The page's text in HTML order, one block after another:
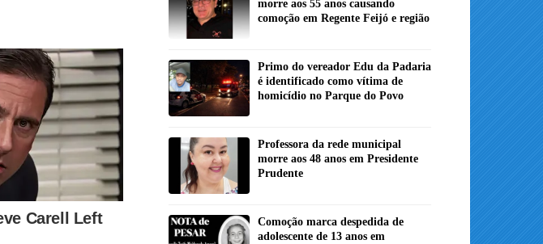
morre aos 55 anos causando
comoção em Regente Feijó e região
Primo do vereador Edu da Padaria
é identificado como vítima de
homicídio no Parque do Povo
Professora da rede municipal
morre aos 48 anos em Presidente
Prudente
Comoção marca despedida de
adolescente de 13 anos em